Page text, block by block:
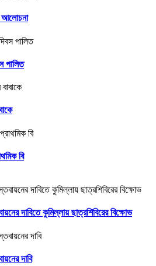
আলোচনা
পালিত
বি
দাবিতে কুমিল্লায় ছাত্রশিবিরের বিক্ষোভ
দাবি